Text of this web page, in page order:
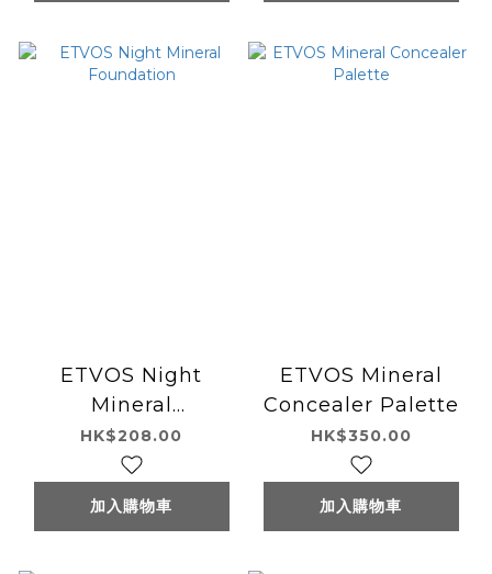
ETVOS Night
Mineral
Foundation
HK$208.00
加入購物車
ETVOS Mineral
Concealer Palette
HK$350.00
加入購物車